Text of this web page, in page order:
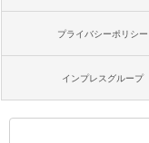
プライバシーポリシー
インプレスグループ